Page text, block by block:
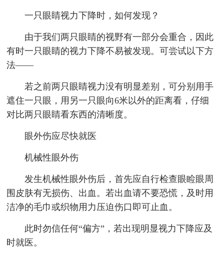
一只眼睛视力下降时，如何发现？
由于我们两只眼睛的视野有一部分会重合，因此
有时一只眼睛的视力下降不易被发现。可尝试以下方
法——
若之前两只眼睛视力没有明显差别，可分别用手
遮住一只眼，用另一只眼向6米以外的距离看，仔细
对比两只眼睛看东西的清晰度。
眼外伤应尽快就医
机械性眼外伤
发生机械性眼外伤后，首先应自行检查眼睑眼周
围皮肤有无损伤、出血。若出血请不要恐慌，及时用
洁净的毛巾或织物用力压迫伤口即可止血。
此时勿信任何“偏方”，若出现明显视力下降应及
时就医。